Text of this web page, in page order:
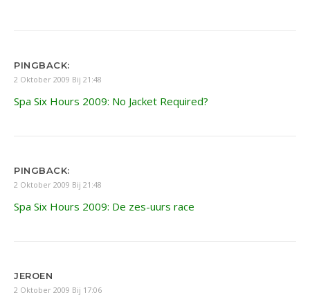
PINGBACK:
2 Oktober 2009 Bij 21:48
Spa Six Hours 2009: No Jacket Required?
PINGBACK:
2 Oktober 2009 Bij 21:48
Spa Six Hours 2009: De zes-uurs race
JEROEN
2 Oktober 2009 Bij 17:06